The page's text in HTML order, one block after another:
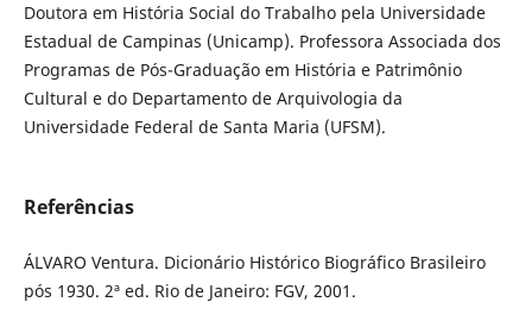
Doutora em História Social do Trabalho pela Universidade
Estadual de Campinas (Unicamp). Professora Associada dos
Programas de Pós-Graduação em História e Patrimônio
Cultural e do Departamento de Arquivologia da
Universidade Federal de Santa Maria (UFSM).
Referências
ÁLVARO Ventura. Dicionário Histórico Biográfico Brasileiro
pós 1930. 2ª ed. Rio de Janeiro: FGV, 2001.